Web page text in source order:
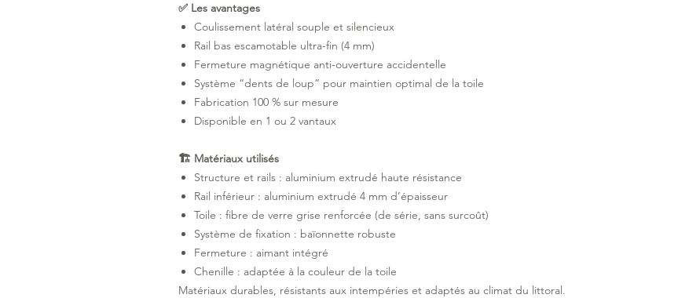
✅ Les avantages
Coulissement latéral souple et silencieux
Rail bas escamotable ultra-fin (4 mm)
Fermeture magnétique anti-ouverture accidentelle
Système “dents de loup” pour maintien optimal de la toile
Fabrication 100 % sur mesure
Disponible en 1 ou 2 vantaux
🏗 Matériaux utilisés
Structure et rails : aluminium extrudé haute résistance
Rail inférieur : aluminium extrudé 4 mm d’épaisseur
Toile : fibre de verre grise renforcée (de série, sans surcoût)
Système de fixation : baïonnette robuste
Fermeture : aimant intégré
Chenille : adaptée à la couleur de la toile
Matériaux durables, résistants aux intempéries et adaptés au climat du littoral.